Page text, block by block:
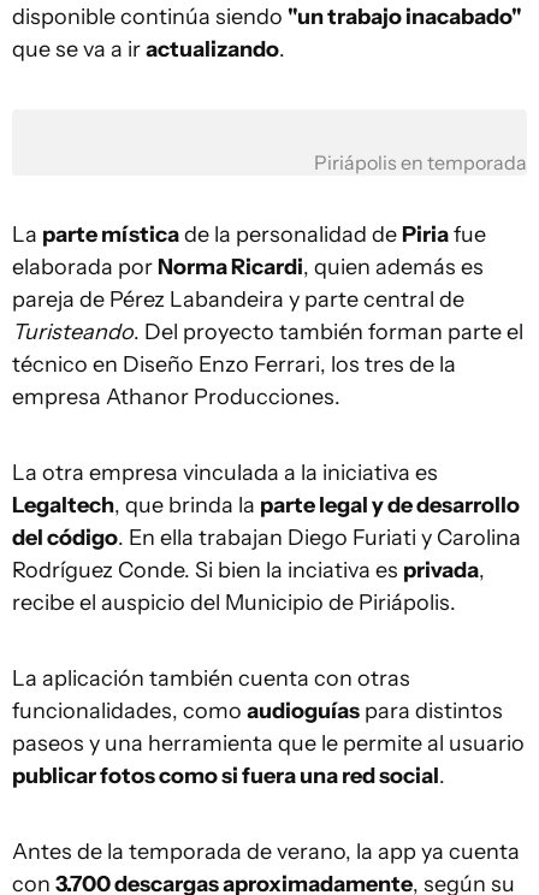
disponible continúa siendo "un trabajo inacabado"
que se va a iractualizando.
Piriápolis en temporada
La parte místicade la personalidad de Piriafue
elaborada por Norma Ricardi, quien además es
pareja de Pérez Labandeira y parte central de
Turisteando. Del proyecto también forman parte el
técnico en Diseño Enzo Ferrari, los tres de la
empresa Athanor Producciones.
La otra empresa vinculada a la iniciativa es
Legaltech, que brinda la parte legal y de desarrollo
del código. En ella trabajan Diego Furiati y Carolina
Rodríguez Conde. Si bien la inciativa es privada,
recibe el auspicio del Municipio de Piriápolis.
La aplicación también cuenta con otras
funcionalidades, como audioguías para distintos
paseos y una herramienta que le permite al usuario
publicar fotos como si fuera una red social.
Antes de la temporada de verano, la app ya cuenta
con 3.700 descargas aproximadamente, según su